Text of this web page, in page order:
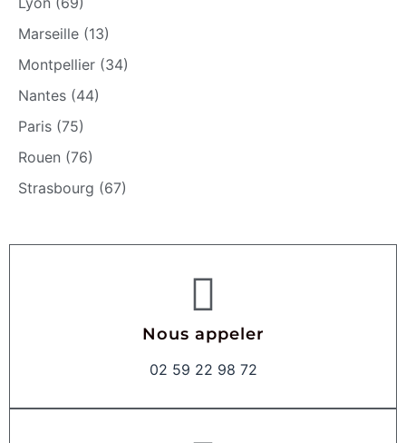
Marseille (13)
Montpellier (34)
Nantes (44)
Paris (75)
Rouen (76)
Strasbourg (67)
Nous appeler
02 59 22 98 72